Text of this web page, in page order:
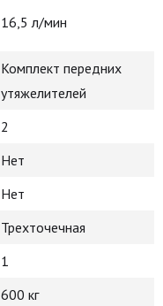
16,5 л/мин
Комплект передних
утяжелителей
2
Нет
Нет
Трехточечная
1
600 кг